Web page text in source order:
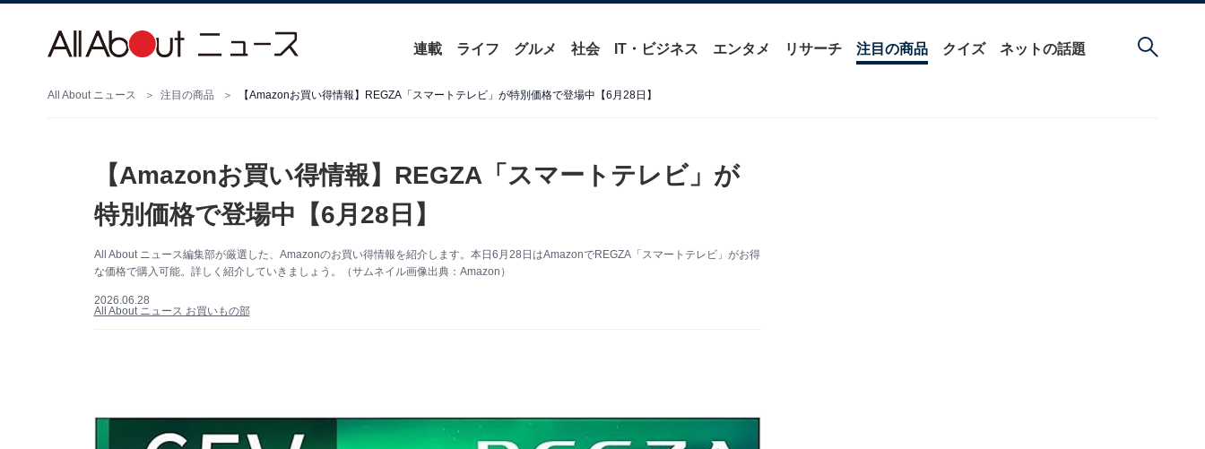
連載 ライフ グルメ 社会 IT・ビジネス エンタメ リサーチ 注目の商品 クイズ ネットの話題
All About ニュース 注目の商品 【Amazonお買い得情報】REGZA「スマートテレビ」が特別価格で登場中【6月28日】
【Amazonお買い得情報】REGZA「スマートテレビ」が
特別価格で登場中【6月28日】
All About ニュース編集部が厳選した、Amazonのお買い得情報を紹介します。本日6月28日はAmazonでREGZA「スマートテレビ」がお得
な価格で購入可能。詳しく紹介していきましょう。（サムネイル画像出典：Amazon）
2026.06.28
All About ニュース お買いもの部